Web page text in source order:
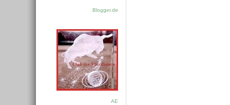
Blogger.de
AE